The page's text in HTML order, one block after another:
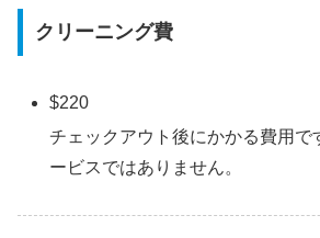
クリーニング費
$220
チェックアウト後にかかる費用で
ービスではありません。